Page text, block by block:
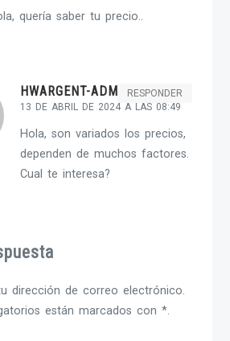
quería saber tu precio..
HWARGENT-ADMIN
13 DE ABRIL DE 2024 A LAS 08:49
RESPONDER
Hola, son variados los precios,
dependen de muchos factores.
Cual te interesa?
dirección de correo electrónico.
están marcados con *.